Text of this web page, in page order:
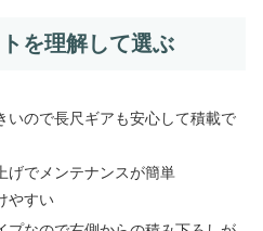
を理解して選ぶ
いので長尺ギアも安心して積載で
げでメンテナンスが簡単
やすい